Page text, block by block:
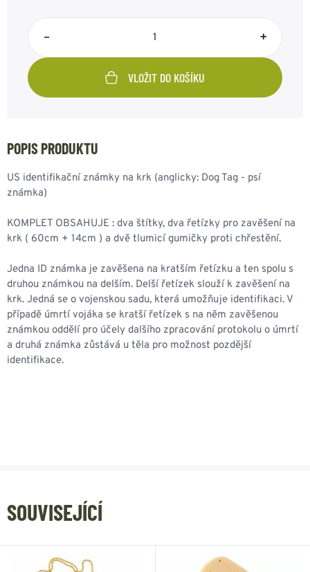
– +
VLOŽIT DO KOŠÍKU
POPIS PRODUKTU
US identifikační známky na krk (anglicky: Dog Tag - psí
známka)
KOMPLET OBSAHUJE : dva štítky, dva řetízky pro zavěšení na
krk ( 60cm + 14cm ) a dvě tlumicí gumičky proti chřestění.
Jedna ID známka je zavěšena na kratším řetízku a ten spolu s
druhou známkou na delším. Delší řetízek slouží k zavěšení na
krk. Jedná se o vojenskou sadu, která umožňuje identifikaci. V
případě úmrtí vojáka se kratší řetízek s na něm zavěšenou
známkou oddělí pro účely dalšího zpracování protokolu o úmrtí
a druhá známka zůstává u těla pro možnost pozdější
identifikace.
SOUVISEJÍCÍ